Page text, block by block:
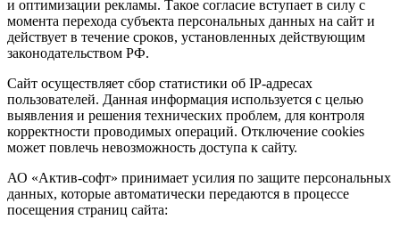
и оптимизации рекламы. Такое согласие вступает в силу с
момента перехода субъекта персональных данных на сайт и
действует в течение сроков, установленных действующим
законодательством РФ.
Сайт осуществляет сбор статистики об IP-адресах
пользователей. Данная информация используется с целью
выявления и решения технических проблем, для контроля
корректности проводимых операций. Отключение cookies
может повлечь невозможность доступа к сайту.
АО «Актив-софт» принимает усилия по защите персональных
данных, которые автоматически передаются в процессе
посещения страниц сайта: